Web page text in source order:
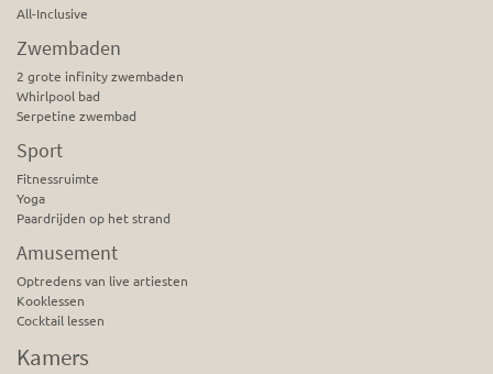
All-Inclusive
Zwembaden
2 grote infinity zwembaden
Whirlpool bad
Serpetine zwembad
Sport
Fitnessruimte
Yoga
Paardrijden op het strand
Amusement
Optredens van live artiesten
Kooklessen
Cocktail lessen
Kamers